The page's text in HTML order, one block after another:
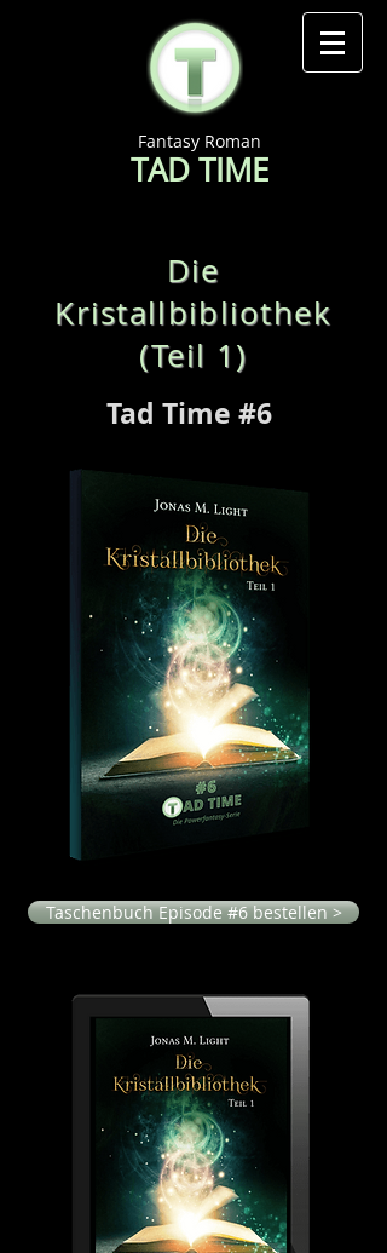
Fantasy Roman
TAD TIME
Die
Kristallbibliothek
(Teil 1)
Tad Time #6
Taschenbuch Episode #6 bestellen >